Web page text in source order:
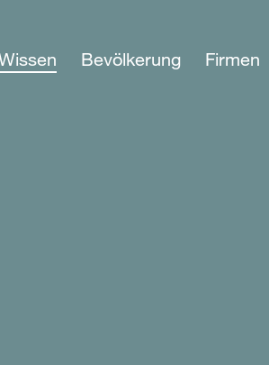
Bevölkerung Firmen